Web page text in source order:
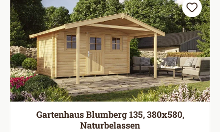
Gartenhaus Blumberg 135, 380x580,
Naturbelassen